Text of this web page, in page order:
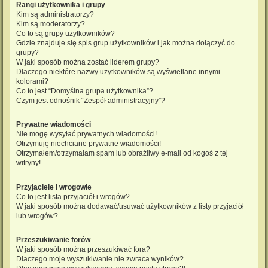
Rangi użytkownika i grupy
Kim są administratorzy?
Kim są moderatorzy?
Co to są grupy użytkowników?
Gdzie znajduje się spis grup użytkowników i jak można dołączyć do
grupy?
W jaki sposób można zostać liderem grupy?
Dlaczego niektóre nazwy użytkowników są wyświetlane innymi
kolorami?
Co to jest “Domyślna grupa użytkownika”?
Czym jest odnośnik “Zespół administracyjny”?
Prywatne wiadomości
Nie mogę wysyłać prywatnych wiadomości!
Otrzymuję niechciane prywatne wiadomości!
Otrzymałem/otrzymałam spam lub obraźliwy e-mail od kogoś z tej
witryny!
Przyjaciele i wrogowie
Co to jest lista przyjaciół i wrogów?
W jaki sposób można dodawać/usuwać użytkowników z listy przyjaciół
lub wrogów?
Przeszukiwanie forów
W jaki sposób można przeszukiwać fora?
Dlaczego moje wyszukiwanie nie zwraca wyników?